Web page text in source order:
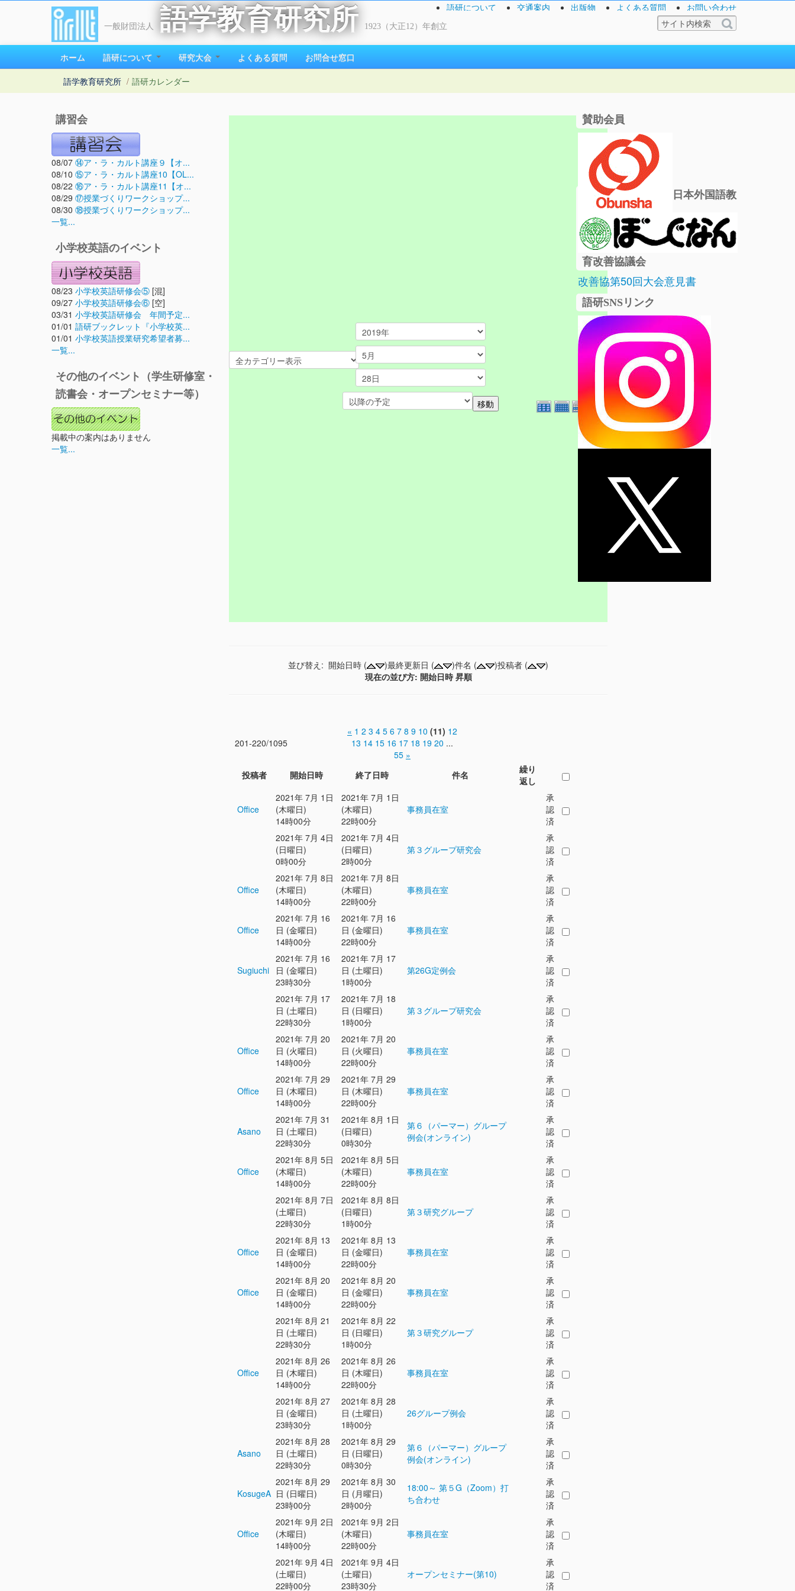
一般財団法人 語学教育研究所 1923（大正12）年創立
語研について 交通案内 出版物 よくある質問 お問い合わせ
ホーム 語研について 研究大会 よくある質問 お問合せ窓口
語学教育研究所 / 語研カレンダー
講習会
08/07 ⑭ア・ラ・カルト講座９【オ...
08/10 ⑮ア・ラ・カルト講座10【OL...
08/22 ⑯ア・ラ・カルト講座11【オ...
08/29 ⑰授業づくりワークショップ...
08/30 ⑱授業づくりワークショップ...
一覧...
小学校英語のイベント
08/23 小学校英語研修会⑤ [混]
09/27 小学校英語研修会⑥ [空]
03/31 小学校英語研修会 年間予定...
01/01 語研ブックレット『小学校英...
01/01 小学校英語授業研究希望者募...
一覧...
その他のイベント（学生研修室・
読書会・オープンセミナー等）
掲載中の案内はありません
一覧...
並び替え: 開始日時 ( )最終更新日 ( )件名 ( )投稿者 (
)
現在の並び方: 開始日時 昇順
201-220/1095
« 1 2 3 4 5 6 7 8 9 10 (11) 12
13 14 15 16 17 18 19 20 ...
55 »
投稿者
開始日時 終了日時 件名
繰り
返し
Office
2021年 7月 1日
(木曜日)
14時00分
2021年 7月 1日
(木曜日)
22時00分
事務員在室
承
認
済
2021年 7月 4日
(日曜日)
0時00分
2021年 7月 4日
(日曜日)
2時00分
第３グループ研究会
承
認
済
Office
2021年 7月 8日
(木曜日)
14時00分
2021年 7月 8日
(木曜日)
22時00分
事務員在室
承
認
済
Office
2021年 7月 16
日 (金曜日)
14時00分
2021年 7月 16
日 (金曜日)
22時00分
事務員在室
承
認
済
Sugiuchi
2021年 7月 16
日 (金曜日)
23時30分
2021年 7月 17
日 (土曜日)
1時00分
第26G定例会
承
認
済
2021年 7月 17
日 (土曜日)
22時30分
2021年 7月 18
日 (日曜日)
1時00分
第３グループ研究会
承
認
済
Office
2021年 7月 20
日 (火曜日)
14時00分
2021年 7月 20
日 (火曜日)
22時00分
事務員在室
承
認
済
Office
2021年 7月 29
日 (木曜日)
14時00分
2021年 7月 29
日 (木曜日)
22時00分
事務員在室
承
認
済
Asano
2021年 7月 31
日 (土曜日)
22時30分
2021年 8月 1日
(日曜日)
0時30分
第６（パーマー）グループ
例会(オンライン)
承
認
済
Office
2021年 8月 5日
(木曜日)
14時00分
2021年 8月 5日
(木曜日)
22時00分
事務員在室
承
認
済
2021年 8月 7日
(土曜日)
22時30分
2021年 8月 8日
(日曜日)
1時00分
第３研究グループ
承
認
済
Office
2021年 8月 13
日 (金曜日)
14時00分
2021年 8月 13
日 (金曜日)
22時00分
事務員在室
承
認
済
Office
2021年 8月 20
日 (金曜日)
14時00分
2021年 8月 20
日 (金曜日)
22時00分
事務員在室
承
認
済
2021年 8月 21
日 (土曜日)
22時30分
2021年 8月 22
日 (日曜日)
1時00分
第３研究グループ
承
認
済
Office
2021年 8月 26
日 (木曜日)
14時00分
2021年 8月 26
日 (木曜日)
22時00分
事務員在室
承
認
済
2021年 8月 27
日 (金曜日)
23時30分
2021年 8月 28
日 (土曜日)
1時00分
26グループ例会
承
認
済
Asano
2021年 8月 28
日 (土曜日)
22時30分
2021年 8月 29
日 (日曜日)
0時30分
第６（パーマー）グループ
例会(オンライン)
承
認
済
KosugeA
2021年 8月 29
日 (日曜日)
23時00分
2021年 8月 30
日 (月曜日)
2時00分
18:00～ 第５G（Zoom）打
ち合わせ
承
認
済
Office
2021年 9月 2日
(木曜日)
14時00分
2021年 9月 2日
(木曜日)
22時00分
事務員在室
承
認
済
2021年 9月 4日
(土曜日)
22時00分
2021年 9月 4日
(土曜日)
23時30分
オープンセミナー(第10)
承
認
済
賛助会員
日本外国語教
育改善協議会
改善協第50回大会意見書
語研SNSリンク